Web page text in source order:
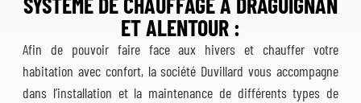
ET ALENTOUR :
Afin de pouvoir faire face aux hivers et chauffer votre
habitation avec confort, la société Duvillard vous accompagne
dans l’installation et la maintenance de différents types de